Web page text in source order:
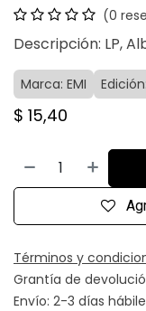
(0
Descripción: LP,
Marca: EMI
$ 15,40
Términos y
Grantía de
Envío: 2-3 días